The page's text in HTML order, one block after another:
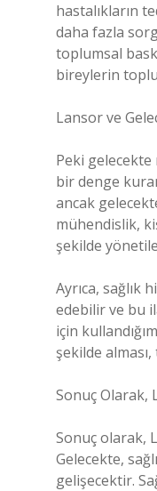
hastalıkların
daha fazla
toplumsal
bireylerin
Lansor ve
Peki gelecekte
bir denge
ancak
mühendislik,
şekilde
Ayrıca,
edebilir ve bu
için
şekilde
Sonuç Olarak,
Sonuç olarak,
Gelecekte,
gelişecektir.